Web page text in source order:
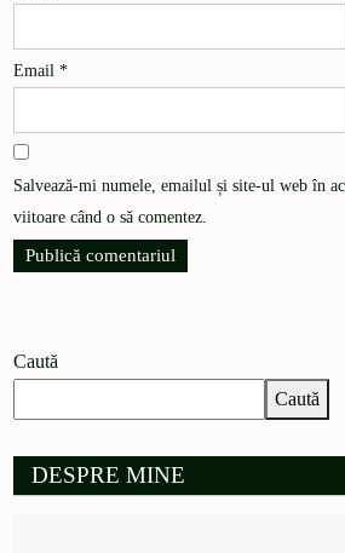
Email*
Salvează-mi numele, emailul și site-ul web în
viitoare când o să comentez.
Caută
Caută
DESPRE MINE